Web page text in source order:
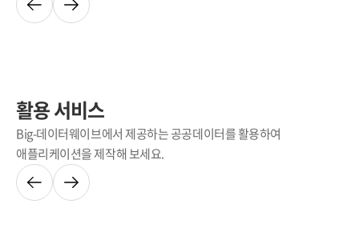
활용 서비스
Big-데이터웨이브에서 제공하는 공공데이터를 활용하여
애플리케이션을 제작해 보세요.